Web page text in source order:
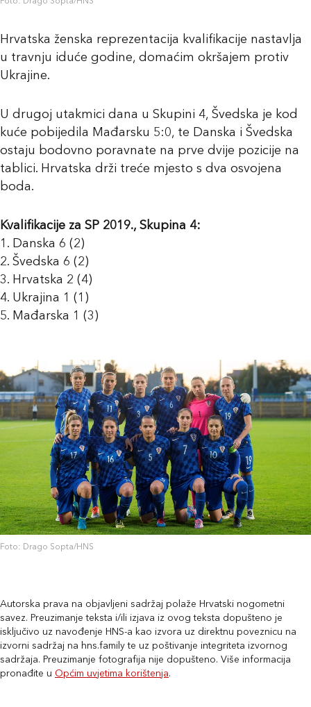
Hrvatska ženska reprezentacija kvalifikacije nastavlja
u travnju iduće godine, domaćim okršajem protiv
Ukrajine.
U drugoj utakmici dana u Skupini 4, Švedska je kod
kuće pobijedila Mađarsku 5:0, te Danska i Švedska
ostaju bodovno poravnate na prve dvije pozicije na
tablici. Hrvatska drži treće mjesto s dva osvojena
boda.
Kvalifikacije za SP 2019., Skupina 4:
1. Danska 6 (2)
2. Švedska 6 (2)
3. Hrvatska 2 (4)
4. Ukrajina 1 (1)
5. Mađarska 1 (3)
Foto: Drago Sopta/HNS
Autorska prava na objavljeni sadržaj polaže Hrvatski nogometni
savez. Preuzimanje teksta i/ili izjava iz ovog teksta dopušteno je
isključivo uz navođenje HNS-a kao izvora uz direktnu poveznicu na
izvorni sadržaj na hns.family te uz poštivanje integriteta izvornog
sadržaja. Preuzimanje fotografija nije dopušteno. Više informacija
pronađite u Općim uvjetima korištenja.